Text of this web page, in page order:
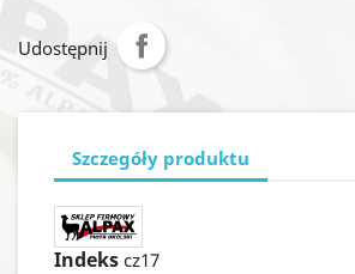
Udostępnij
Szczegóły produktu
Indeks cz17